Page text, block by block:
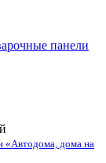
панели
«Автодома, дома на